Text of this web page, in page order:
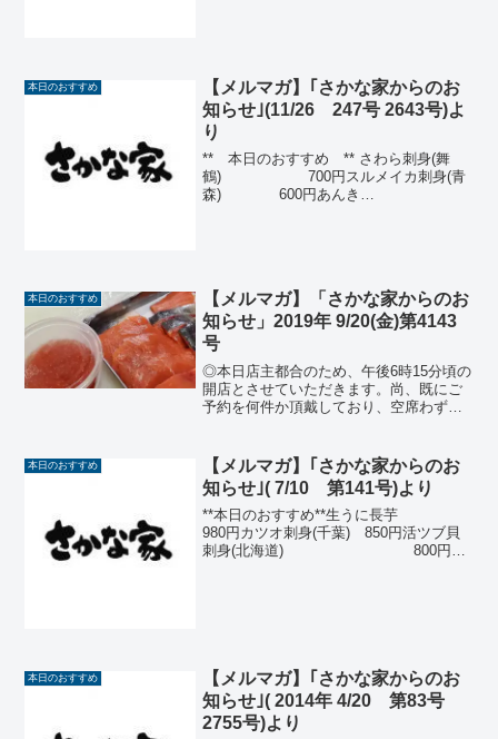
本日のおすすめ
【メルマガ】｢さかな家からのお
知らせ｣(11/26 247号 2643号)よ
り
** 本日のおすすめ ** さわら刺身(舞
鶴) 700円スルメイカ刺身(青
森) 600円あんき
本日のおすすめ
【メルマガ】「さかな家からのお
知らせ」2019年 9/20(金)第4143
号
◎本日店主都合のため、午後6時15分頃の
開店とさせていただきます。尚、既にご
予約を何件か頂戴しており、空席わずか
い。 本日のおすすめ生バチま
ぐろ造り (税抜 980円)1...
本日のおすすめ
【メルマガ】｢さかな家からのお
知らせ｣( 7/10 第141号)より
**本日のおすすめ**生うに長芋
980円カツオ刺身(千葉) 850円活ツブ貝
刺身(北海道) 800円ス
本日のおすすめ
【メルマガ】｢さかな家からのお
知らせ｣( 2014年 4/20 第83号
2755号)より